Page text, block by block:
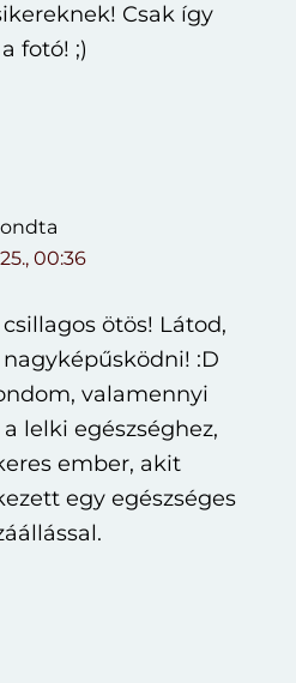
Csak így
fotó! ;)
00:36
ötös! Látod,
:D
valamennyi
lelki egészséghez,
ember, akit
egy egészséges